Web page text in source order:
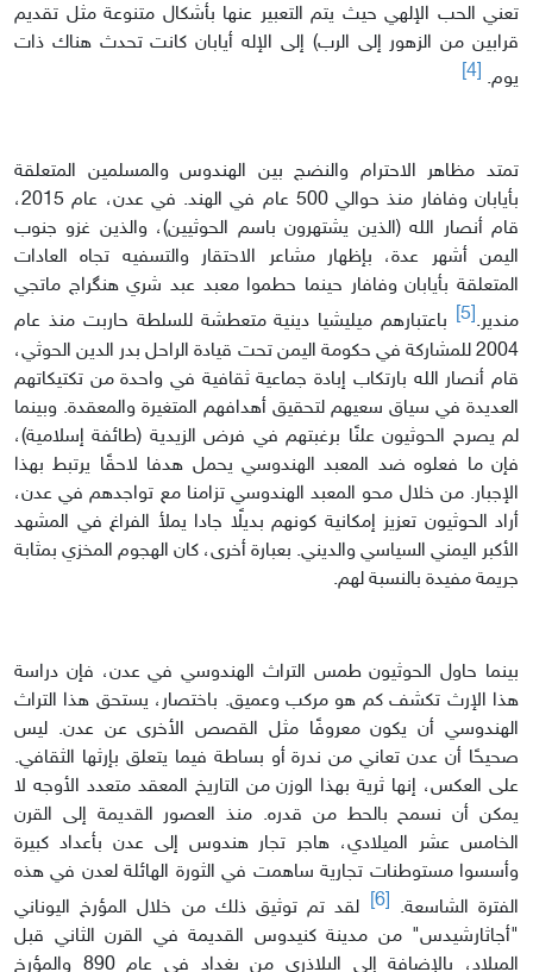
تعني الحب الإلهي حيث يتم التعبير عنها بأشكال متنوعة مثل تقديم
قرابين من الزهور إلى الرب) إلى الإله أيابان كانت تحدث هناك ذات
يوم.
تمتد مظاهر الاحترام والنضج بين الهندوس والمسلمين المتعلقة
بأيابان وفافار منذ حوالي 500 عام في الهند. في عدن، عام 2015،
قام أنصار الله (الذين يشتهرون باسم الحوثيين)، والذين غزو جنوب
اليمن أشهر عدة، بإظهار مشاعر الاحتقار والتسفيه تجاه العادات
المتعلقة بأيابان وفافار حينما حطموا معبد عبد شري هنگراج ماتجي
مندير.
باعتبارهم ميليشيا دينية متعطشة للسلطة حاربت منذ عام
2004 للمشاركة في حكومة اليمن تحت قيادة الراحل بدر الدين الحوثي،
قام أنصار الله بارتكاب إبادة جماعية ثقافية في واحدة من تكتيكاتهم
العديدة في سياق سعيهم لتحقيق أهدافهم المتغيرة والمعقدة. وبينما
لم يصرح الحوثيون علنًا برغبتهم في فرض الزيدية (طائفة إسلامية)،
فإن ما فعلوه ضد المعبد الهندوسي يحمل هدفا لاحقًا يرتبط بهذا
الإجبار. من خلال محو المعبد الهندوسي تزامنا مع تواجدهم في عدن،
أراد الحوثيون تعزيز إمكانية كونهم بديلًا جادا يملأ الفراغ في المشهد
الأكبر اليمني السياسي والديني. بعبارة أخرى، كان الهجوم المخزي بمثابة
جريمة مفيدة بالنسبة لهم.
بينما حاول الحوثيون طمس التراث الهندوسي في عدن، فإن دراسة
هذا الإرث تكشف كم هو مركب وعميق. باختصار، يستحق هذا التراث
الهندوسي أن يكون معروفًا مثل القصص الأخرى عن عدن. ليس
صحيحًا أن عدن تعاني من ندرة أو بساطة فيما يتعلق بإرثها الثقافي.
على العكس، إنها ثرية بهذا الوزن من التاريخ المعقد متعدد الأوجه لا
يمكن أن نسمح بالحط من قدره. منذ العصور القديمة إلى القرن
الخامس عشر الميلادي، هاجر تجار هندوس إلى عدن بأعداد كبيرة
وأسسوا مستوطنات تجارية ساهمت في الثورة الهائلة لعدن في هذه
الفترة الشاسعة.
[6]
لقد تم توثيق ذلك من خلال المؤرخ اليوناني
"أجاثارشيدس" من مدينة كنيدوس القديمة في القرن الثاني قبل
الميلاد، بالإضافة إلى البلاذري من بغداد في عام 890 والمؤرخ